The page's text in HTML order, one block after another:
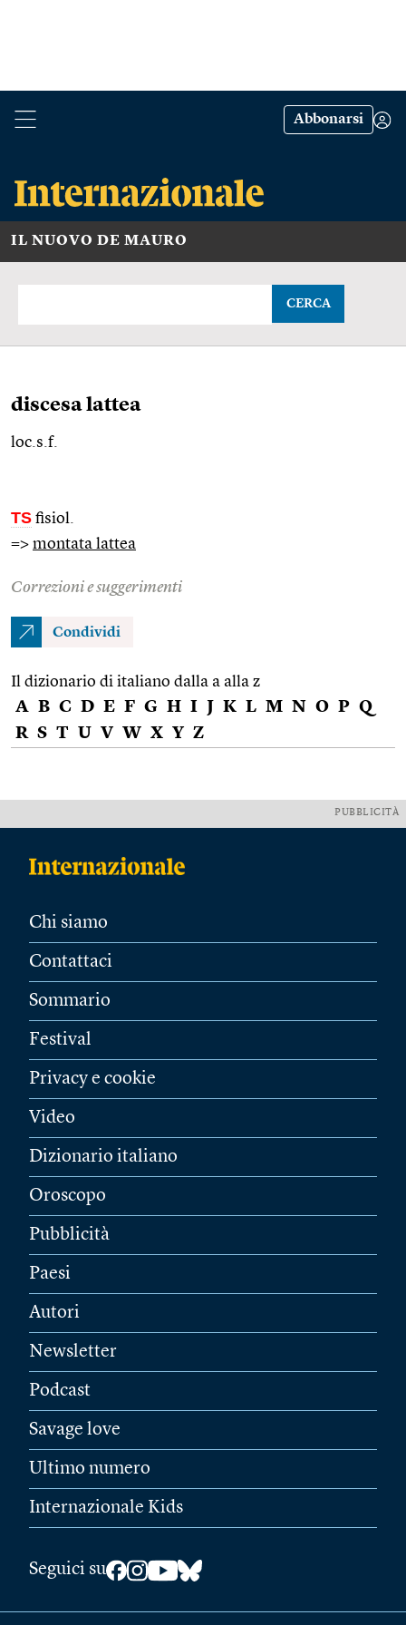
Abbonarsi
IL NUOVO DE MAURO
CERCA
discesa lattea
loc.s.f.
TS fisiol.
=> montata lattea
Correzioni e suggerimenti
Condividi
Il dizionario di italiano dalla a alla z
A B C D E F G H I J K L M N O P Q
R S T U V W X Y Z
PUBBLICITÀ
Chi siamo
Contattaci
Sommario
Festival
Privacy e cookie
Video
Dizionario italiano
Oroscopo
Pubblicità
Paesi
Autori
Newsletter
Podcast
Savage love
Ultimo numero
Internazionale Kids
Seguici su